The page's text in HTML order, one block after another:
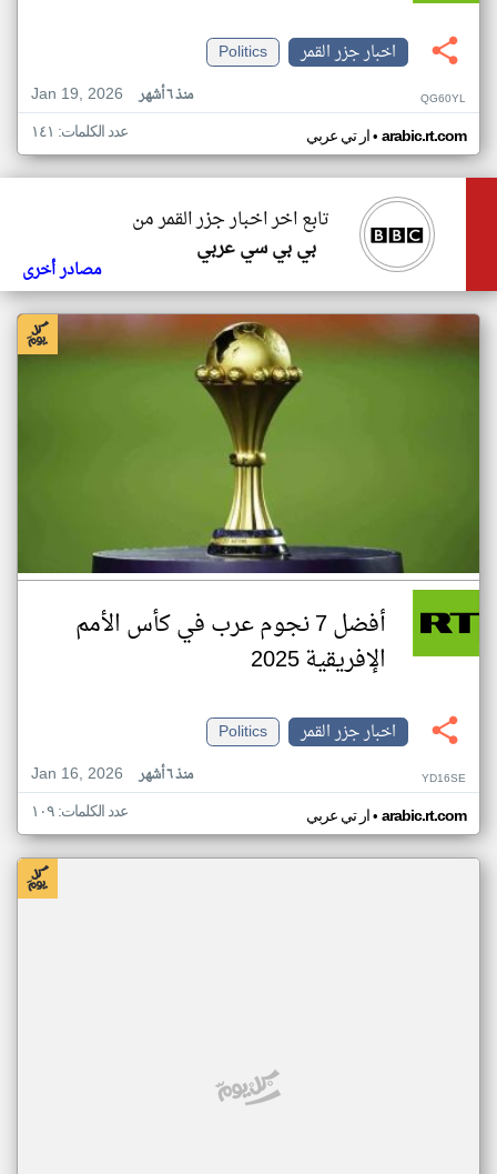
اخبار جزر القمر
Politics
Jan 19, 2026
منذ ٦ أشهر QG60YL
ار تي عربي• arabic.rt.com عدد الكلمات: ١٤١
تابع اخر اخبار جزر القمر من
بي بي سي عربي
مصادر أخرى
أفضل 7 نجوم عرب في كأس الأمم
الإفريقية 2025
اخبار جزر القمر
Politics
Jan 16, 2026
منذ ٦ أشهر YD16SE
ار تي عربي• arabic.rt.com عدد الكلمات: ١٠٩